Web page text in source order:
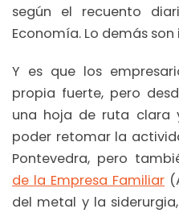
según el recuento
Economía. Lo demás
Y es que los
propia fuerte, pero
una hoja de ruta clara
poder retomar la
Pontevedra, pero
de la Empresa Familiar
del metal y la siderurgia,